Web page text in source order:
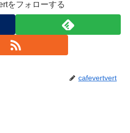
をフォローする
cafevertvert